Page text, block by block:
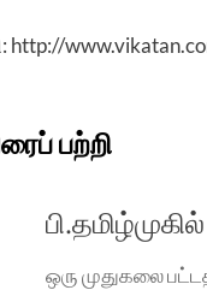
http://
பற்றி
பி.தமிழ்முகில்
ஒரு முதுகலை